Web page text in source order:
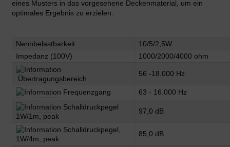
eines Musters in das vorgesehene Deckenmaterial, um ein
optimales Ergebnis zu erzielen.
Nennbelastbarkeit
10/5/2,5W
Impedanz (100V)
1000/2000/4000 ohm
Übertragungsbereich
56 -18.000 Hz
Frequenzgang
63 - 16.000 Hz
Schalldruckpegel
1W/1m, peak
97,0 dB
Schalldruckpegel,
1W/4m, peak
85,0 dB